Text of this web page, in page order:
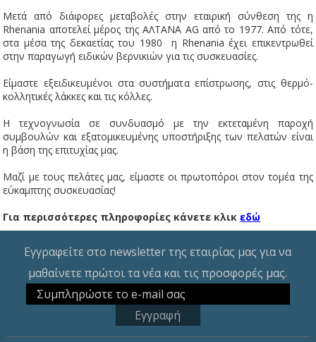
Μετά από διάφορες μεταβολές στην εταιρική σύνθεση της η
Rhenania αποτελεί μέρος της ΑΛΤΑΝΑ AG από το 1977. Από τότε,
στα μέσα της δεκαετίας του 1980 η Rhenania έχει επικεντρωθεί
στην παραγωγή ειδικών βερνικιών για τις συσκευασίες.
Είμαστε εξειδικευμένοι στα συστήματα επίστρωσης, στις θερμό-
κολλητικές λάκκες και τις κόλλες.
Η τεχνογνωσία σε συνδυασμό με την εκτεταμένη παροχή
συμβουλών και εξατομικευμένης υποστήριξης των πελατών είναι
η βάση της επιτυχίας μας.
Μαζί με τους πελάτες μας, είμαστε οι πρωτοπόροι στον τομέα της
εύκαμπτης συσκευασίας!
Για περισσότερες πληροφορίες κάνετε κλικεδώ
Εγγραφείτε στο newsletter της εταιρίας μας για να
μαθαίνετε πρώτοι τα νέα και τις προσφορές μας.